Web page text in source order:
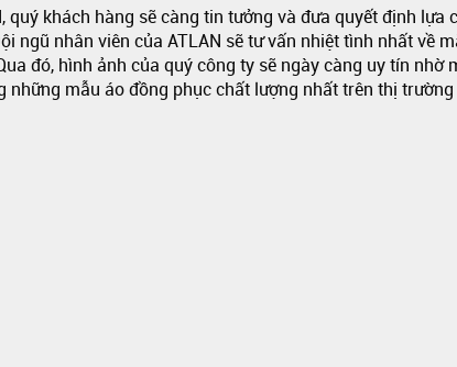
khách hàng sẽ càng tin tưởng và đưa quyết định
ngũ nhân viên của ATLAN sẽ tư vấn nhiệt tình nhất về
đó, hình ảnh của quý công ty sẽ ngày càng uy tín
những mẫu áo đồng phục chất lượng nhất trên thị